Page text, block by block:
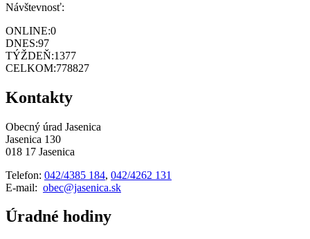
Návštevnosť:
ONLINE:0
DNES:97
TÝŽDEŇ:1377
CELKOM:778827
Kontakty
Obecný úrad Jasenica
Jasenica 130
018 17 Jasenica
Telefon: 042/4385 184, 042/4262 131
E-mail: obec@jasenica.sk
Úradné hodiny